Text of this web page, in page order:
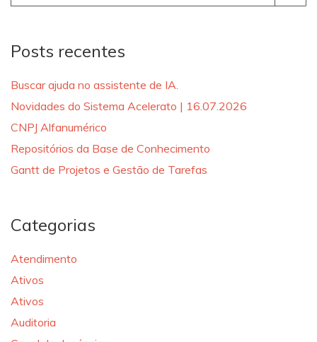
for:
Posts recentes
Buscar ajuda no assistente de IA.
Novidades do Sistema Acelerato | 16.07.2026
CNPJ Alfanumérico
Repositórios da Base de Conhecimento
Gantt de Projetos e Gestão de Tarefas
Categorias
Atendimento
Ativos
Ativos
Auditoria